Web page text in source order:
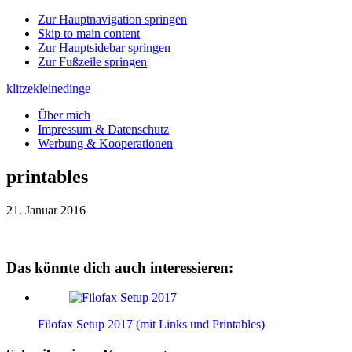
Zur Hauptnavigation springen
Skip to main content
Zur Hauptsidebar springen
Zur Fußzeile springen
klitzekleinedinge
Über mich
Impressum & Datenschutz
Werbung & Kooperationen
printables
21. Januar 2016
Das könnte dich auch interessieren:
Filofax Setup 2017 (mit Links und Printables)